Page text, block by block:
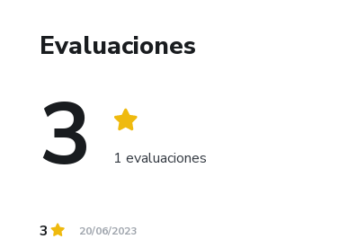
Evaluaciones
3 1 evaluaciones
3 20/06/2023